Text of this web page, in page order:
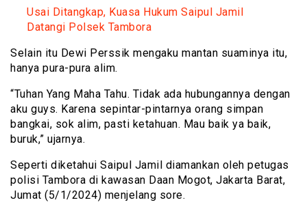
Usai Ditangkap, Kuasa Hukum Saipul Jamil
Datangi Polsek Tambora
Selain itu Dewi Perssik mengaku mantan suaminya itu,
hanya pura-pura alim.
“Tuhan Yang Maha Tahu. Tidak ada hubungannya dengan
aku guys. Karena sepintar-pintarnya orang simpan
bangkai, sok alim, pasti ketahuan. Mau baik ya baik,
buruk,” ujarnya.
Seperti diketahui Saipul Jamil diamankan oleh petugas
polisi Tambora di kawasan Daan Mogot, Jakarta Barat,
Jumat (5/1/2024) menjelang sore.